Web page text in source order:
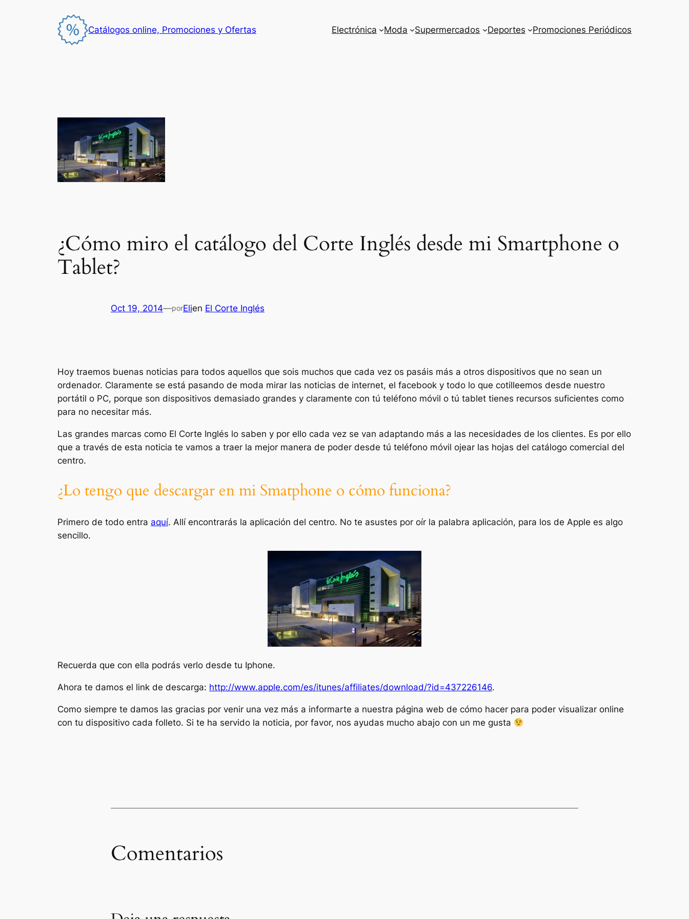
Catálogos online, Promociones y Ofertas Electrónica Moda Supermercados Deportes Promociones Periódicos
¿Cómo miro el catálogo del Corte Inglés desde mi Smartphone o
Tablet?
Oct 19, 2014—porElien El Corte Inglés
Hoy traemos buenas noticias para todos aquellos que sois muchos que cada vez os pasáis más a otros dispositivos que no sean un
ordenador. Claramente se está pasando de moda mirar las noticias de internet, el facebook y todo lo que cotilleemos desde nuestro
portátil o PC, porque son dispositivos demasiado grandes y claramente con tú teléfono móvil o tú tablet tienes recursos suficientes como
para no necesitar más.
Las grandes marcas como El Corte Inglés lo saben y por ello cada vez se van adaptando más a las necesidades de los clientes. Es por ello
que a través de esta noticia te vamos a traer la mejor manera de poder desde tú teléfono móvil ojear las hojas del catálogo comercial del
centro.
¿Lo tengo que descargar en mi Smatphone o cómo funciona?
Primero de todo entra aquí. Allí encontrarás la aplicación del centro. No te asustes por oír la palabra aplicación, para los de Apple es algo
sencillo.
Recuerda que con ella podrás verlo desde tu Iphone.
Ahora te damos el link de descarga: http://www.apple.com/es/itunes/affiliates/download/?id=437226146.
Como siempre te damos las gracias por venir una vez más a informarte a nuestra página web de cómo hacer para poder visualizar online
con tu dispositivo cada folleto. Si te ha servido la noticia, por favor, nos ayudas mucho abajo con un me gusta
Comentarios